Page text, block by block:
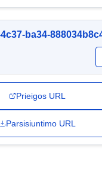
ba34-
Prieigos URL
Parsisiuntimo URL